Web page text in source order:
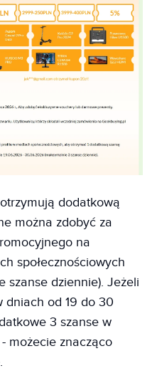
dodatkową
można zdobyć za
na
społecznościowych
szanse dziennie). Jeżeli
dniach od 19 do 30
3 szanse w
możecie znacząco